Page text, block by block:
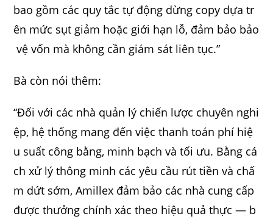
bao gồm các quy tắc tự động dừng copy dựa tr
ên mức sụt giảm hoặc giới hạn lỗ, đảm bảo bảo
vệ vốn mà không cần giám sát liên tục.”
Bà còn nói thêm:
“Đối với các nhà quản lý chiến lược chuyên nghi
ệp, hệ thống mang đến việc thanh toán phí hiệ
u suất công bằng, minh bạch và tối ưu. Bằng cá
ch xử lý thông minh các yêu cầu rút tiền và chấ
m dứt sớm, Amillex đảm bảo các nhà cung cấp
được thưởng chính xác theo hiệu quả thực — b